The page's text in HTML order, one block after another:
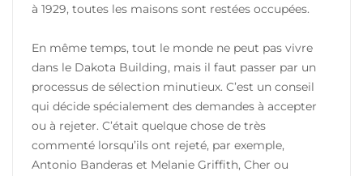
à 1929, toutes les maisons sont restées occupées.
En même temps, tout le monde ne peut pas vivre
dans le Dakota Building, mais il faut passer par un
processus de sélection minutieux. C’est un conseil
qui décide spécialement des demandes à accepter
ou à rejeter. C’était quelque chose de très
commenté lorsqu’ils ont rejeté, par exemple,
Antonio Banderas et Melanie Griffith, Cher ou